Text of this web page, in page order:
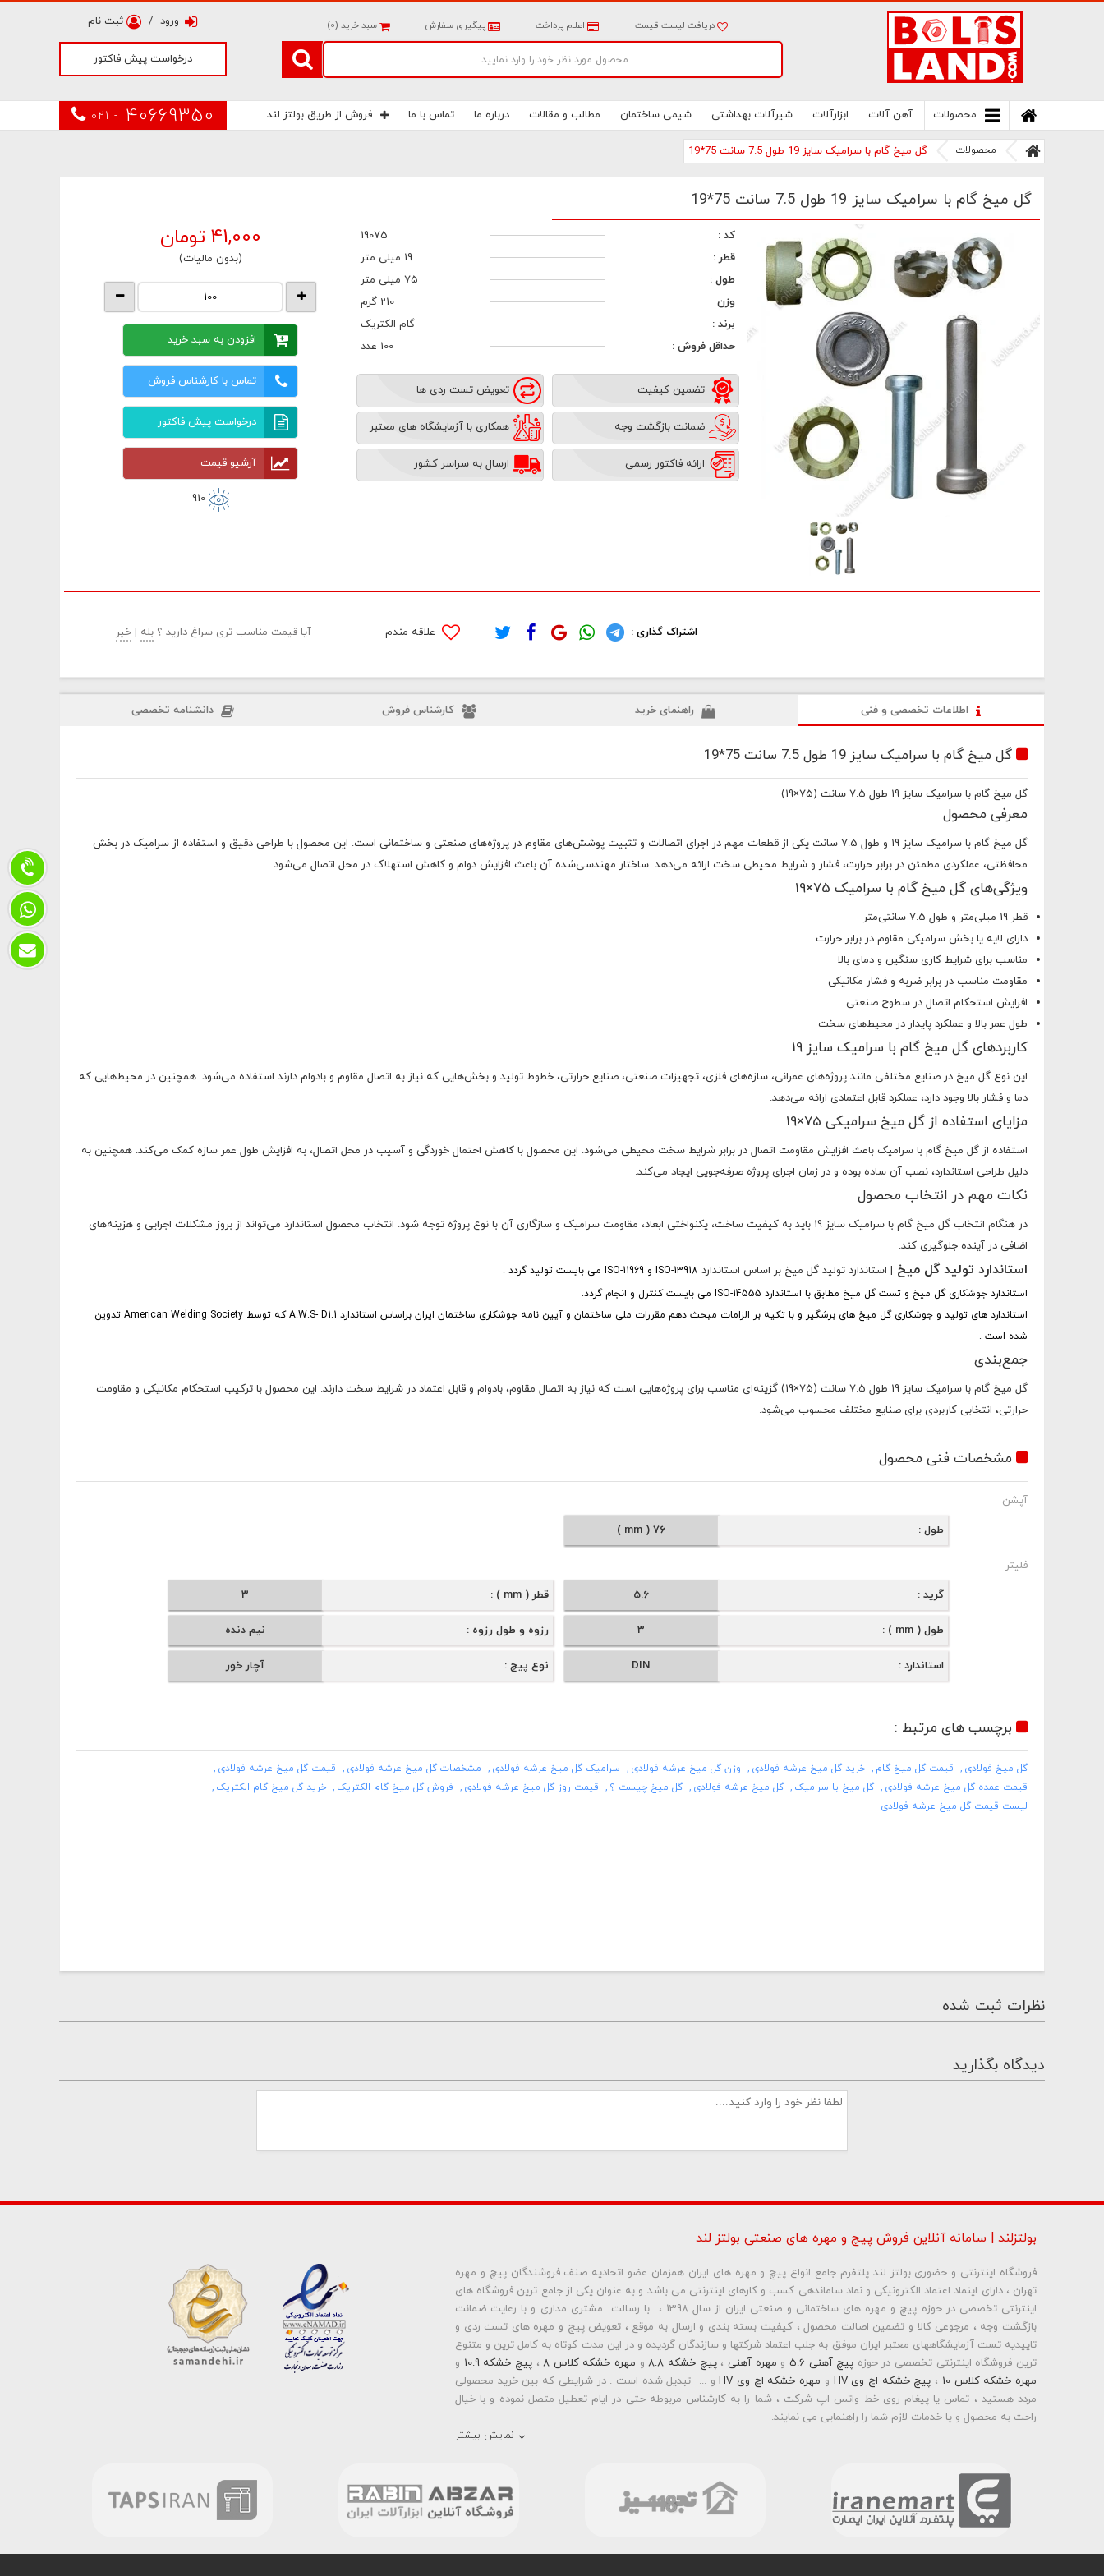
بولتز لند | سرزمین پیچ
دریافت لیست قیمت اعلام پرداخت پیگیری سفارش سبد خرید (0
) ورود / ثبت نام
درخواست پیش فاکتور
محصولات آهن آلات ابزارآلات شیرآلات بهداشتی شیمی ساختمان مطالب و مقالات درباره ما تماس با ما فروش از طریق بولتز لند 021 - 40669350
محصولات گل میخ گام با سرامیک سایز 19 طول 7.5 سانت 75*19
گل میخ گام با سرامیک سایز 19 طول 7.5 سانت 75*19
کد :
19075
قطر :
19 میلی متر
طول :
75 میلی متر
وزن
210 گرم
برند :
گام الکتریک
حداقل فروش :
100 عدد
تضمین کیفیت
ضمانت بازگشت وجه
ارائه فاکتور رسمی
تعویض تست ردی ها
همکاری با آزمایشگاه های معتبر
ارسال به سراسر کشور
41,000 تومان
(بدون مالیات)
افزودن به سبد خرید
تماس با کارشناس فروش
درخواست پیش فاکتور
آرشیو قیمت
910
اشتراک گذاری : علاقه مندم آیا قیمت مناسب تری سراغ دارید ؟ بله |خیر
اطلاعات تخصصی و فنی راهنمای خرید کارشناس فروش دانشنامه تخصصی
گل میخ گام با سرامیک سایز 19 طول 7.5 سانت 75*19
گل میخ گام با سرامیک سایز 19 طول 7.5 سانت (75×19)
معرفی محصول
گل میخ گام با سرامیک سایز 19 و طول 7.5 سانت یکی از قطعات مهم در اجرای اتصالات و تثبیت پوشش‌های مقاوم در پروژه‌های صنعتی و ساختمانی است. این محصول با طراحی دقیق و استفاده از سرامیک در بخش
محافظتی، عملکردی مطمئن در برابر حرارت، فشار و شرایط محیطی سخت ارائه می‌دهد. ساختار مهندسی‌شده آن باعث افزایش دوام و کاهش استهلاک در محل اتصال می‌شود.
ویژگی‌های گل میخ گام با سرامیک 75×19
قطر 19 میلی‌متر و طول 7.5 سانتی‌متر
دارای لایه یا بخش سرامیکی مقاوم در برابر حرارت
مناسب برای شرایط کاری سنگین و دمای بالا
مقاومت مناسب در برابر ضربه و فشار مکانیکی
افزایش استحکام اتصال در سطوح صنعتی
طول عمر بالا و عملکرد پایدار در محیط‌های سخت
کاربردهای گل میخ گام با سرامیک سایز 19
این نوع گل میخ در صنایع مختلفی مانند پروژه‌های عمرانی، سازه‌های فلزی، تجهیزات صنعتی، صنایع حرارتی، خطوط تولید و بخش‌هایی که نیاز به اتصال مقاوم و بادوام دارند استفاده می‌شود. همچنین در محیط‌هایی که
دما و فشار بالا وجود دارد، عملکرد قابل اعتمادی ارائه می‌دهد.
مزایای استفاده از گل میخ سرامیکی 75×19
استفاده از گل میخ گام با سرامیک باعث افزایش مقاومت اتصال در برابر شرایط سخت محیطی می‌شود. این محصول با کاهش احتمال خوردگی و آسیب در محل اتصال، به افزایش طول عمر سازه کمک می‌کند. همچنین به
دلیل طراحی استاندارد، نصب آن ساده بوده و در زمان اجرای پروژه صرفه‌جویی ایجاد می‌کند.
نکات مهم در انتخاب محصول
در هنگام انتخاب گل میخ گام با سرامیک سایز 19 باید به کیفیت ساخت، یکنواختی ابعاد، مقاومت سرامیک و سازگاری آن با نوع پروژه توجه شود. انتخاب محصول استاندارد می‌تواند از بروز مشکلات اجرایی و هزینه‌های
اضافی در آینده جلوگیری کند.
استاندارد تولید گل میخ | استاندارد تولید گل میخ بر اساس استاندارد ISO-13918 و ISO-11969 می بایست تولید گردد .
استاندارد جوشکاری گل میخ و تست گل میخ مطابق با استاندارد ISO-14555 می بایست کنترل و انجام گردد.
استاندارد های تولید و جوشکاری گل میخ های برشگیر و با تکیه بر الزامات مبحث دهم مقررات ملی ساختمان و آیین نامه جوشکاری ساختمان ایران براساس استاندارد A.W.S- D1.1 که توسط American Welding Society تدوین
شده است .
جمع‌بندی
گل میخ گام با سرامیک سایز 19 طول 7.5 سانت (75×19) گزینه‌ای مناسب برای پروژه‌هایی است که نیاز به اتصال مقاوم، بادوام و قابل اعتماد در شرایط سخت دارند. این محصول با ترکیب استحکام مکانیکی و مقاومت
حرارتی، انتخابی کاربردی برای صنایع مختلف محسوب می‌شود.
مشخصات فنی محصول
آپشن
طول
76 ( mm )
فلیتر
گرید
5.6 قطر ( mm ) 3
طول ( mm ) 3 رزوه و طول رزوه نیم دنده
استاندارد DIN نوع پیچ آچار خور
برچسب های مرتبط :
گل میخ فولادی قیمت گل میخ گام خرید گل میخ عرشه فولادی وزن گل میخ عرشه فولادی سرامیک گل میخ عرشه فولادی مشخصات گل میخ عرشه فولادی
قیمت گل میخ عرشه فولادی
قیمت عمده گل میخ عرشه فولادی
گل میخ با سرامیک گل میخ عرشه فولادی گل میخ چیست ؟ قیمت روز گل میخ عرشه فولادی فروش گل میخ گام الکتریک
خرید گل میخ گام الکتریک
لیست قیمت گل میخ عرشه فولادی
نظرات ثبت شده
دیدگاه بگذارید
شماره تلفن و ایمیل شما نمایش داده نخواهد شد.
ارسال دیدگاه
بولتزلند | سامانه آنلاین فروش پیچ و مهره های صنعتی بولتز لند
فروشگاه اینترنتی و حضوری بولتز لند پلتفرم جامع انواع پیچ و مهره های ایران همزمان عضو اتحادیه صنف فروشندگان پیچ و مهره
تهران ، دارای اینماد اعتماد الکترونیکی و نماد ساماندهی کسب و کارهای اینترنتی می باشد و به عنوان یکی از جامع ترین فروشگاه های
اینترنتی تخصصی در حوزه پیچ و مهره های ساختمانی و صنعتی ایران از سال 1398 ، با رسالت مشتری مداری و با رعایت ضمانت
بازگشت وجه ، مرجوعی کالا و تضمین اصالت محصول ، کیفیت بسته بندی و ارسال به موقع ، تعویض پیچ و مهره های تست ردی و
تاییدیه تست آزمایشگاههای معتبر ایران موفق به جلب اعتماد شرکتها و سازندگان گردیده و در این مدت کوتاه به کامل ترین و متنوع
ترین فروشگاه اینترنتی تخصصی در حوزه پیچ آهنی 5.6 و مهره آهنی ،پیچ خشکه 8.8 و مهره خشکه کلاس 8 ،پیچ خشکه 10.9
و
مهره خشکه کلاس 10
، پیچ خشکه اچ وی HV و مهره خشکه اچ وی HV
و ... تبدیل شده است . در شرایطی که بین خرید محصولی
مردد هستید ، تماس یا پیغام روی خط واتس اپ شرکت ، شما را به کارشناس مربوطه حتی در ایام تعطیل متصل نموده و با خیال
راحت به محصول و یا خدمات لازم شما را راهنمایی می نمایند.
پیچ کناف
و
اینترنتی و عرضه خدمات به قیمت روز و رقابتی به مشتریان محترم می باشد . در فروشگاه اینترنتی و حضوری رابین ابزار شما مشتری
محترم در هر ساعت از شبانه روز به راحتی و با خیال آسوده می توانید با سفارش انواع پیچ و مهره های آهنی ، پیچ و مهره های
خشکه 8.8 ، پیچ و مهره های خشکه 10.9 ، پیچ و مهره های خشکه اچ وی HV ، واشر فنری ، واشر آهنی و واشر خشکه کلاس 10 اقدام
) و نیز پرداخت در محل به شما این امکان را خواهد داد تا به راحتی و سهولت خرید خود را انجام دهید . هم چنین بولتز لند با فروش
نمایش بیشتر